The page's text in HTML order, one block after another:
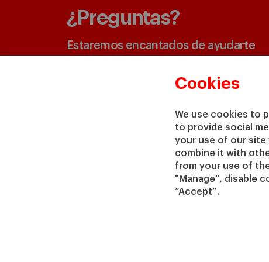
Cookies
We use cookies to
to provide social
your use of our site
combine it with
from your use of
"Manage", disable
“Accept”.
¿Preguntas?
Estaremos encantados de ayudarte